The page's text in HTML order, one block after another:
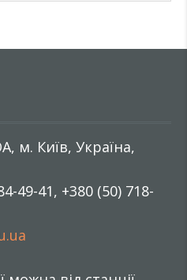
м. Київ, Україна,
49-41, +380 (50) 718-